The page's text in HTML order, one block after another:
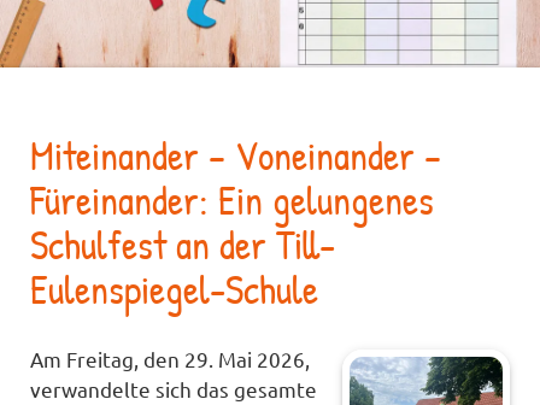
Miteinander – Voneinander –
Füreinander: Ein gelungenes
Schulfest an der Till-
Eulenspiegel-Schule
Am Freitag, den 29. Mai 2026,
verwandelte sich das gesamte